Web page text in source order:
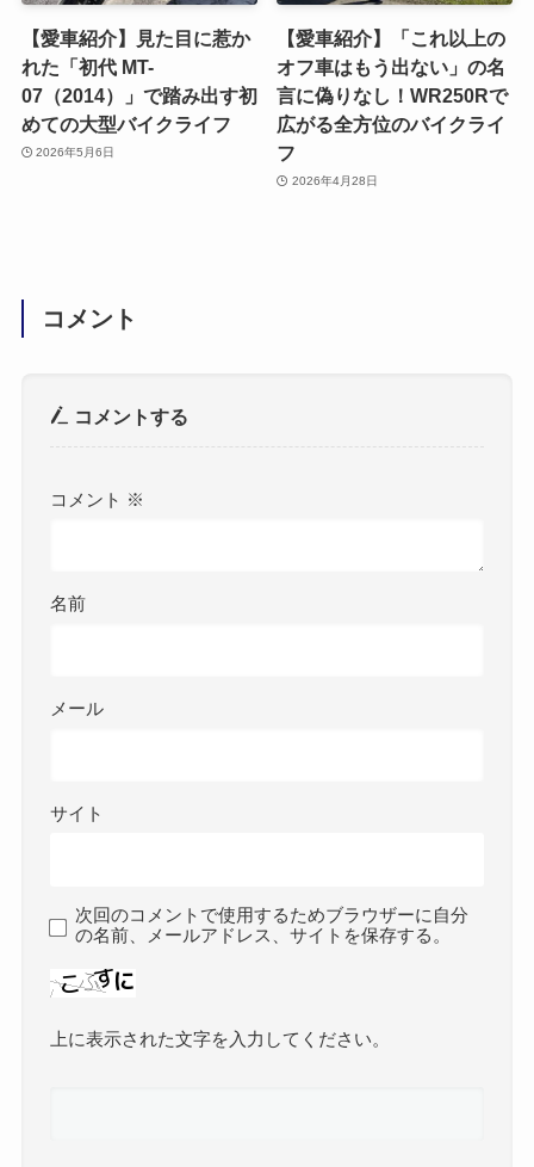
【愛車紹介】見た目に惹か
れた「初代 MT-
07（2014）」で踏み出す初
めての大型バイクライフ
2026年5月6日
【愛車紹介】「これ以上の
オフ車はもう出ない」の名
言に偽りなし！WR250Rで
広がる全方位のバイクライ
フ
2026年4月28日
コメント
コメントする
コメント ※
名前
メール
サイト
次回のコメントで使用するためブラウザーに自分
の名前、メールアドレス、サイトを保存する。
上に表示された文字を入力してください。